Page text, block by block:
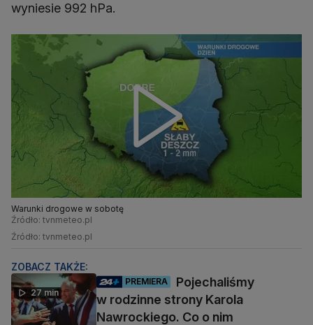
wyniesie 992 hPa.
Warunki drogowe w sobotę
Źródło: tvnmeteo.pl
Źródło: tvnmeteo.pl
ZOBACZ TAKŻE:
27 min
PREMIERA
Pojechaliśmy
w rodzinne strony Karola
Nawrockiego. Co o nim